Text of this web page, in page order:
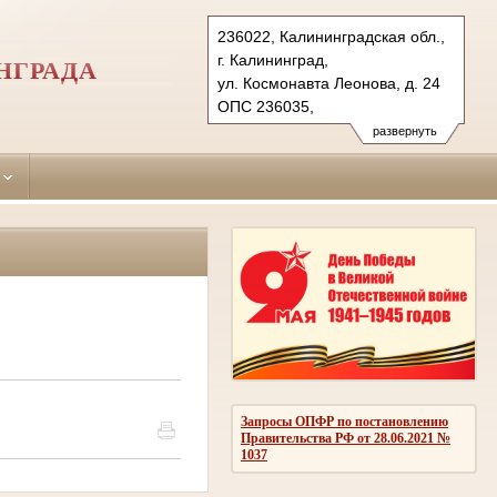
развернуть
236022, Калининградская обл.,
г. Калининград,
ул. Космонавта Леонова, д. 24
ОПС 236035,
бокс № 5061 г. Калининград (для
Тел.: (4012) 99-77-41,
centralny.kln@sudrf.ru
Запросы ОПФР по постановлению
Правительства РФ от 28.06.2021 №
1037